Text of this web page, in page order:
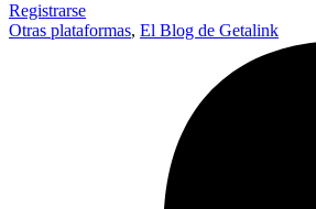
Registrarse
Otras plataformas, El Blog de Getalink